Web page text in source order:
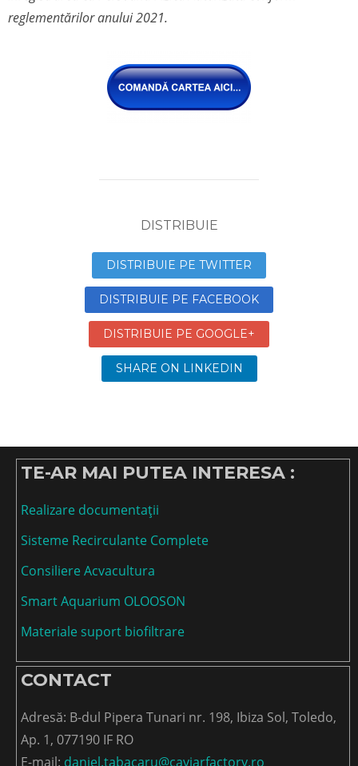
reglementărilor anului 2021.
DISTRIBUIE
DISTRIBUIE PE TWITTER
DISTRIBUIE PE FACEBOOK
DISTRIBUIE PE GOOGLE+
SHARE ON LINKEDIN
TE-AR MAI PUTEA INTERESA :
Realizare documentații
Sisteme Recirculante Complete
Consiliere Acvacultura
Smart Aquarium OLOOSON
Materiale suport biofiltrare
CONTACT
Adresă: B-dul Pipera Tunari nr. 198, Ibiza Sol, Toledo,
Ap. 1, 077190 IF RO
E-mail: daniel.tabacaru@caviarfactory.ro